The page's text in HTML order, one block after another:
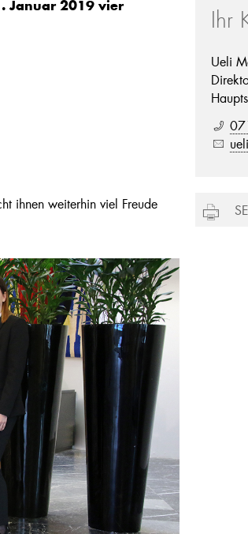
Januar 2019 vier
ihnen weiterhin viel Freude
Ihr
Ueli